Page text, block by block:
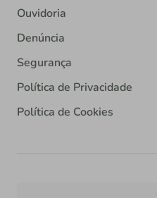
Ouvidoria
Denúncia
Segurança
Política de Privacidade
Política de Cookies